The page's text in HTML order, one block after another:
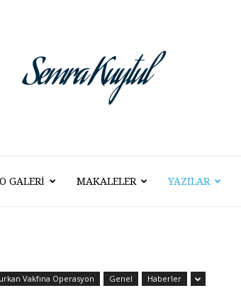
Semra
Kuytul
GALERI MAKALELER YAZILAR
Vakfına Operasyon Genel Haberler